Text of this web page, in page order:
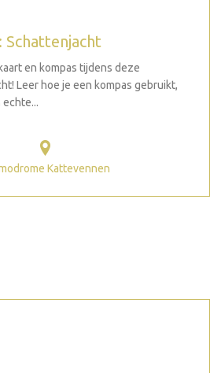
Schattenjacht
en kompas tijdens deze
Leer hoe je een kompas gebruikt,
echte...
Kattevennen